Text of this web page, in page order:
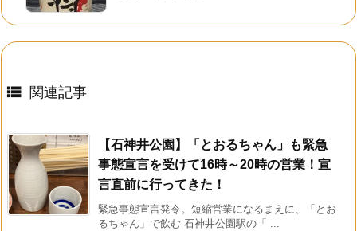
 関連記事
【石神井公園】「とおるちゃん」も緊急
事態宣言を受けて16時～20時の営業！宣
言直前に行ってきた！
緊急事態宣言発令。短縮営業になるまえに、「とお
るちゃん」で飲む 石神井公園駅の「 ...